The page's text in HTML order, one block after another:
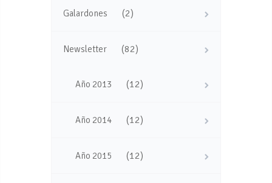
Galardones (2)
Newsletter (82)
Año 2013 (12)
Año 2014 (12)
Año 2015 (12)